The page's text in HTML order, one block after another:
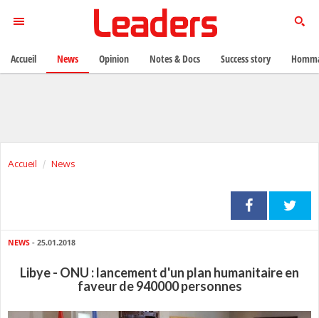
Accueil News
NEWS - 25.01.2018
Libye - ONU : lancement d'un plan humanitaire en
faveur de 940000 personnes
Accueil News Opinion Notes & Docs Success story